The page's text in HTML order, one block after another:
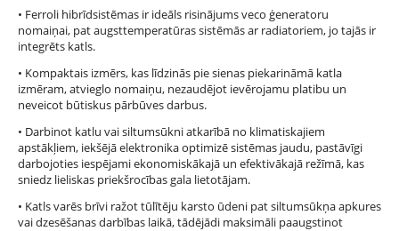
• Ferroli hibrīdsistēmas ir ideāls risinājums veco ģeneratoru
nomaiņai, pat augsttemperatūras sistēmās ar radiatoriem, jo tajās ir
integrēts katls.
• Kompaktais izmērs, kas līdzinās pie sienas piekarināmā katla
izmēram, atvieglo nomaiņu, nezaudējot ievērojamu platibu un
neveicot būtiskus pārbūves darbus.
• Darbinot katlu vai siltumsūkni atkarībā no klimatiskajiem
apstākļiem, iekšējā elektronika optimizē sistēmas jaudu, pastāvīgi
darbojoties iespējami ekonomiskākajā un efektivākajā režīmā, kas
sniedz lieliskas priekšrocības gala lietotājam.
• Katls varēs brīvi ražot tūlītēju karsto ūdeni pat siltumsūkņa apkures
vai dzesēšanas darbības laikā, tādējādi maksimāli paaugstinot